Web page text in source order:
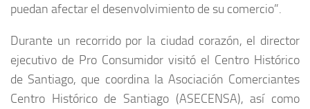
puedan afectar el desenvolvimiento de su comercio”.
Durante un recorrido por la ciudad corazón, el director
ejecutivo de Pro Consumidor visitó el Centro Histórico
de Santiago, que coordina la Asociación Comerciantes
Centro Histórico de Santiago (ASECENSA), así como